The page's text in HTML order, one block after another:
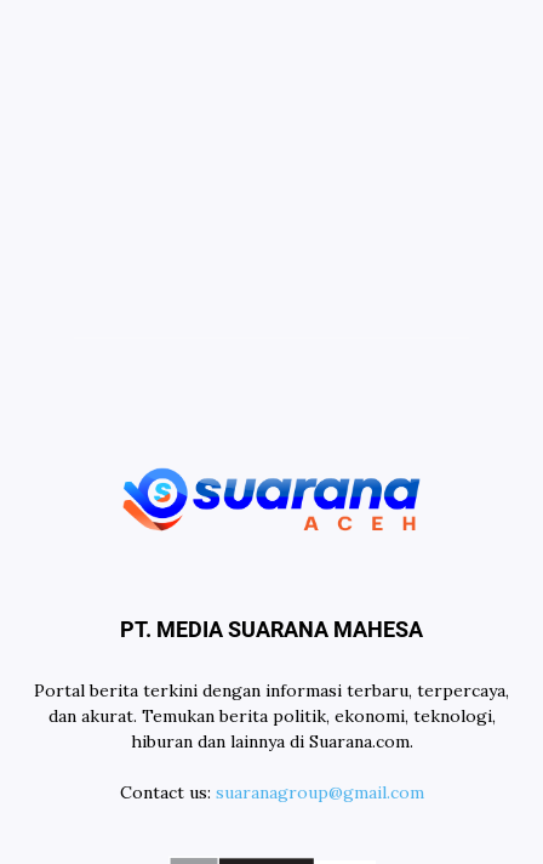
PT. MEDIA SUARANA MAHESA
Portal berita terkini dengan informasi terbaru, terpercaya,
dan akurat. Temukan berita politik, ekonomi, teknologi,
hiburan dan lainnya di Suarana.com.
Contact us: suaranagroup@gmail.com